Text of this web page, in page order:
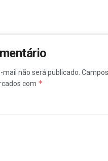
não será publicado. Campos
com *